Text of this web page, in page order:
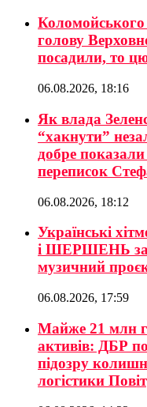
голову
посадили, то
06.08.2026, 18:16
Як влада
“хакнути”
добре
переписок
06.08.2026, 18:12
Українські
і ШЕРШЕНЬ
музичний
06.08.2026, 17:59
Майже 21 млн
активів: ДБР
підозру
логістики